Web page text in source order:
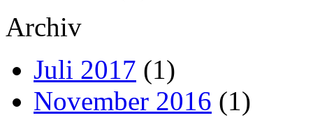
Archiv
Juli 2017 (1)
November 2016 (1)